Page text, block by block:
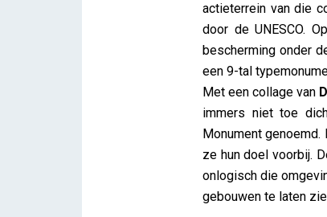
actieterrein van die
door de UNESCO.
bescherming onder
een 9-tal
Met een collage van
immers niet toe
Monument
ze hun doel voorbij.
onlogisch die
gebouwen te laten